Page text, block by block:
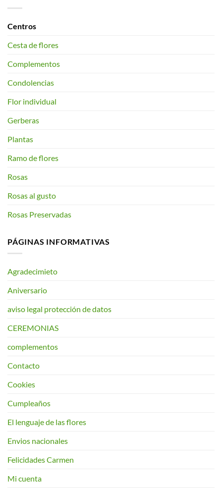
Centros
Cesta de flores
Complementos
Condolencias
Flor individual
Gerberas
Plantas
Ramo de flores
Rosas
Rosas al gusto
Rosas Preservadas
PÁGINAS INFORMATIVAS
Agradecimieto
Aniversario
aviso legal protección de datos
CEREMONIAS
complementos
Contacto
Cookies
Cumpleaños
El lenguaje de las flores
Envios nacionales
Felicidades Carmen
Mi cuenta